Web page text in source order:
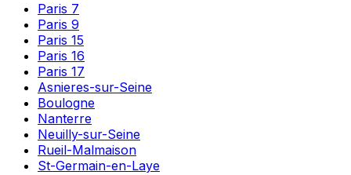
Paris 7
Paris 9
Paris 15
Paris 16
Paris 17
Asnieres-sur-Seine
Boulogne
Nanterre
Neuilly-sur-Seine
Rueil-Malmaison
St-Germain-en-Laye